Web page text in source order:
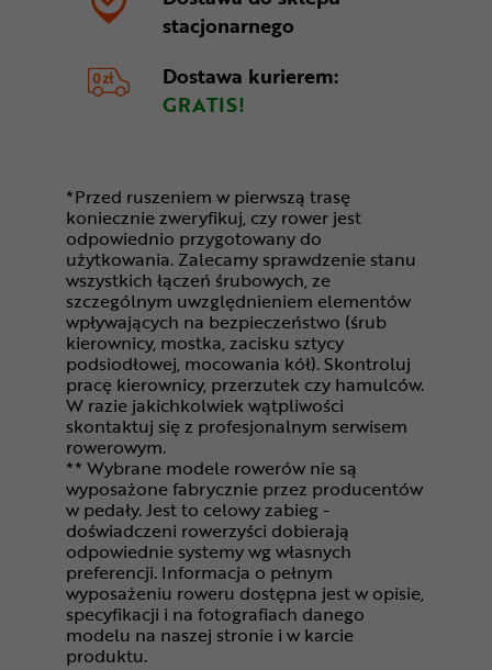
stacjonarnego
Dostawa kurierem:
GRATIS!
*Przed ruszeniem w pierwszą trasę
koniecznie zweryfikuj, czy rower jest
odpowiednio przygotowany do
użytkowania. Zalecamy sprawdzenie stanu
wszystkich łączeń śrubowych, ze
szczególnym uwzględnieniem elementów
wpływających na bezpieczeństwo (śrub
kierownicy, mostka, zacisku sztycy
podsiodłowej, mocowania kół). Skontroluj
pracę kierownicy, przerzutek czy hamulców.
W razie jakichkolwiek wątpliwości
skontaktuj się z profesjonalnym serwisem
rowerowym.
** Wybrane modele rowerów nie są
wyposażone fabrycznie przez producentów
w pedały. Jest to celowy zabieg -
doświadczeni rowerzyści dobierają
odpowiednie systemy wg własnych
preferencji. Informacja o pełnym
wyposażeniu roweru dostępna jest w opisie,
specyfikacji i na fotografiach danego
modelu na naszej stronie i w karcie
produktu.